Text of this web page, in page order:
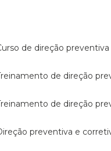
curso de direção
treinamento de direção
treinamento de direção
direção preventiva e